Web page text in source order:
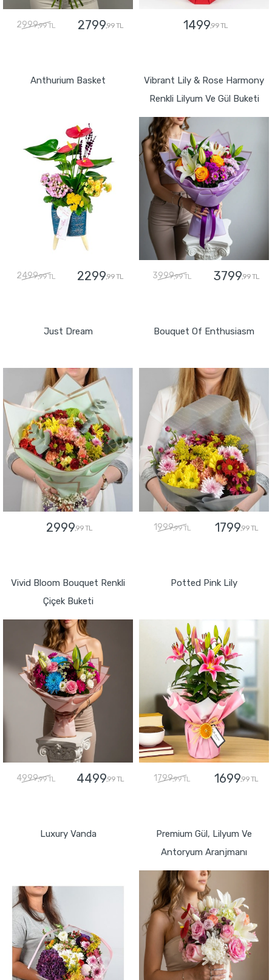
2999,99 TL 2799,99 TL 1499,99 TL
Anthurium Basket
2499,99 TL 2299,99 TL
Vibrant Lily & Rose Harmony
Renkli Lilyum Ve Gül Buketi
3999,99 TL 3799,99 TL
Just Dream
2999,99 TL
Bouquet Of Enthusiasm
1999,99 TL 1799,99 TL
Vivid Bloom Bouquet Renkli
Çiçek Buketi
4999,99 TL 4499,99 TL
Potted Pink Lily
1799,99 TL 1699,99 TL
Luxury Vanda
Premium Gül, Lilyum Ve
Antoryum Aranjmanı